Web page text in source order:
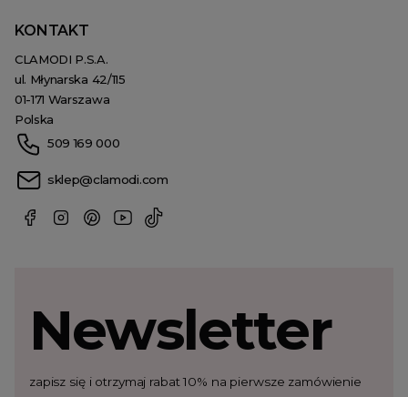
KONTAKT
CLAMODI P.S.A.
ul. Młynarska 42/115
01-171 Warszawa
Polska
509 169 000
sklep@clamodi.com
Newsletter
zapisz się i otrzymaj rabat 10% na pierwsze zamówienie